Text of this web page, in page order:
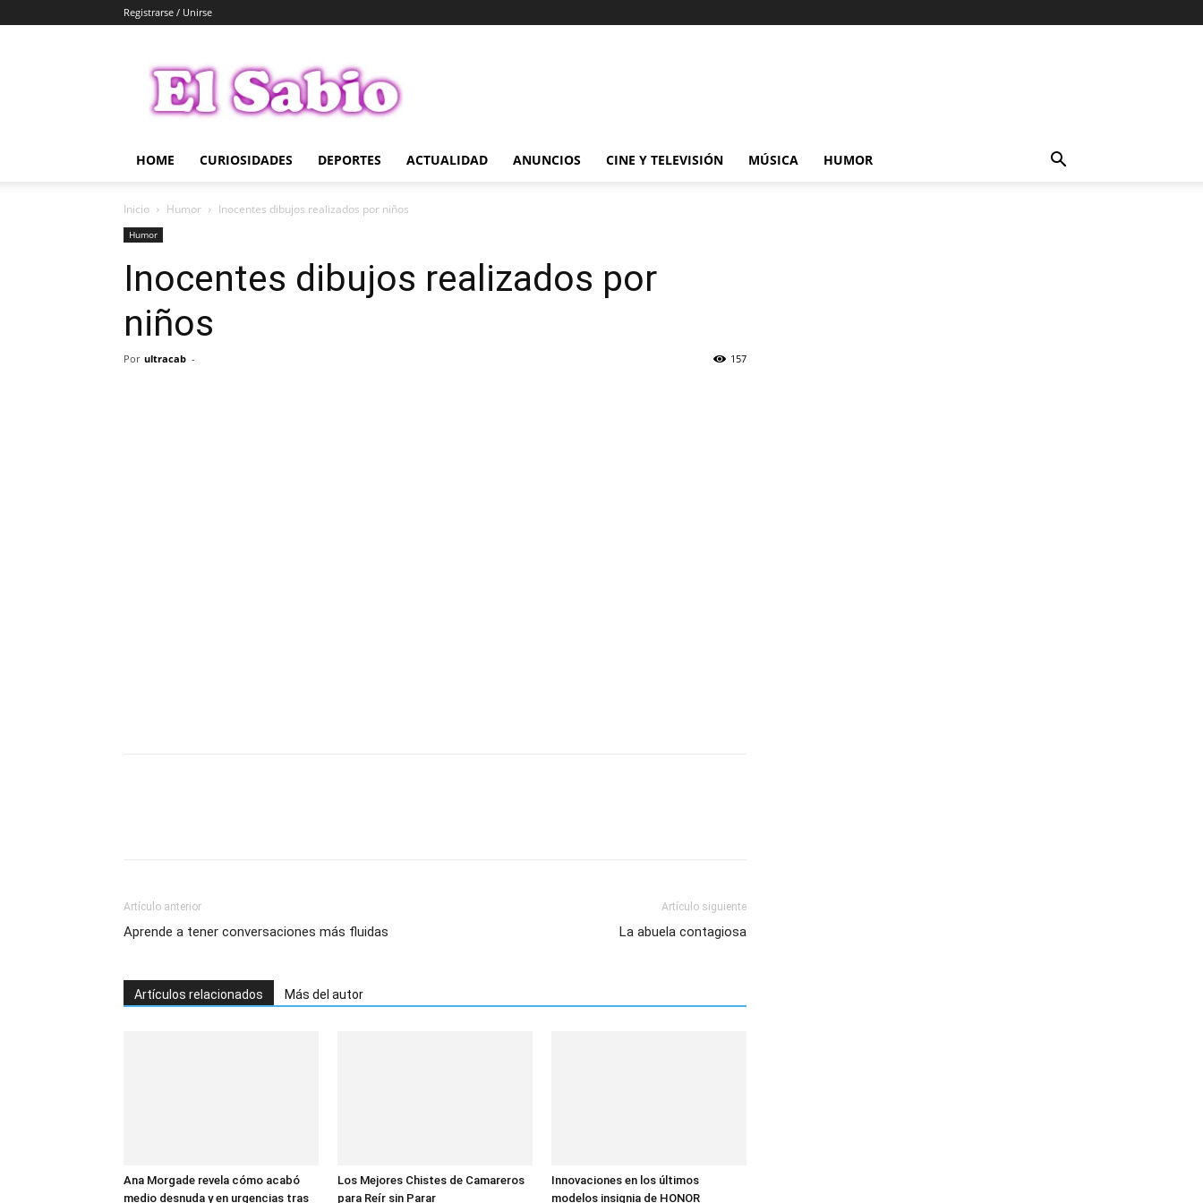
Registrarse / Unirse
Sabio
HOME CURIOSIDADES DEPORTES ACTUALIDAD ANUNCIOS CINE Y TELEVISIÓN MÚSICA HUMOR
Inicio Humor Inocentes dibujos realizados por niños
Humor
Inocentes dibujos realizados por
niños
Por ultracab - 157
Artículo anterior
Aprende a tener conversaciones más fluidas
Artículo siguiente
La abuela contagiosa
Artículos relacionados Más del autor
Ana Morgade revela cómo acabó
medio desnuda y en urgencias tras
Los Mejores Chistes de Camareros
para Reír sin Parar
Innovaciones en los últimos
modelos insignia de HONOR